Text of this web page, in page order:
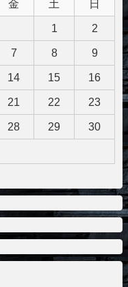
金 土 日
1 2
7 8 9
14 15 16
21 22 23
28 29 30